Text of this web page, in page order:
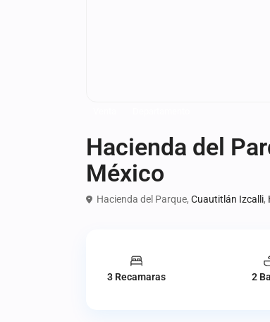
Hacienda del
México
Hacienda del Parque, Cuautitlán Izcalli,
3 Recamaras 2